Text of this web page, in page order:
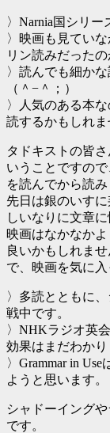
〉Narnia国シリー
〉映画も見てい
リン読みだったの
〉読んでも細か
（＾−＾；）
〉人気のある本
読するかもしれま
タドキストの皆
いうことですの
を読んでから読み
先日は銀のいす
しいなりに文章
映画はなかなか
良いかもしれま
で、映画を気に
〉多読とともに
戦中です。
〉NHKラジオ英
効果はまだわかり
〉Grammar in
ようと思います。
シャドーイング
です。